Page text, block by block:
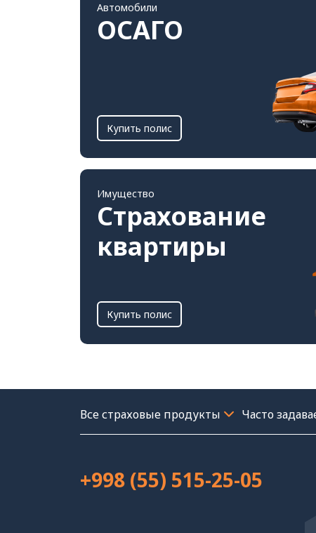
Автомобили
ОСАГО
Купить полис
Имущество
Страхование
квартиры
Купить полис
Часто
+998 (55) 515-25-05